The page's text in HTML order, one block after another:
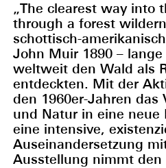
„The clearest way into
through a forest
schottisch-
John Muir 1890 –
weltweit den Wald als
entdeckten. Mit der
den 1960er-Jahren das
und Natur in eine neue
eine intensive,
Auseinandersetzung
Ausstellung nimmt den